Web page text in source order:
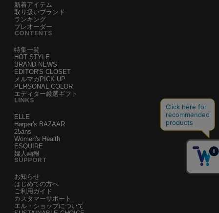
新着アイテム
取り扱いブランド
ランキング
プレオーダー
CONTENTS
特集一覧
HOT STYLE
BRAND NEWS
EDITOR'S CLOSET
メルマガPICK UP
PERSONAL COLOR
エディター厳選ギフト
LINKS
ELLE
Harper's BAZAAR
25ans
Women's Health
ESQUIRE
婦人画報
SUPPORT
お知らせ
はじめての方へ
ご利用ガイド
カスタマーサポート
エル・ショップについて